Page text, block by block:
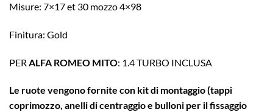
Misure: 7×17 et 30 mozzo 4×98
Finitura: Gold
PER ALFA ROMEO MITO: 1.4 TURBO INCLUSA
Le ruote vengono fornite con kit di montaggio (tappi
coprimozzo, anelli di centraggio e bulloni per il fissaggio